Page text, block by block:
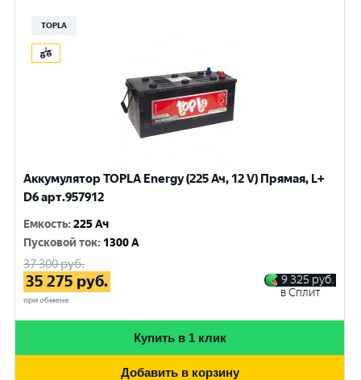
TOPLA
Аккумулятор TOPLA Energy (225 Ач, 12 V) Прямая, L+
D6 арт.957912
Емкость:225 Ач
Пусковой ток: 1300 A
37 300руб.
35 275 руб.
при обмене
9 325 руб.
в Сплит
Купить в 1 клик
Добавить в корзину